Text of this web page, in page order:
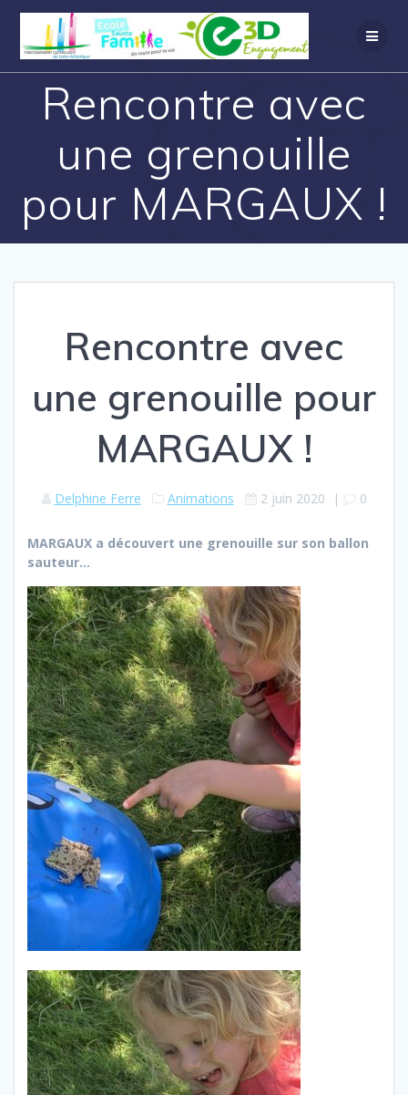
Rencontre avec
une grenouille
pour MARGAUX !
Rencontre avec
une grenouille pour
MARGAUX !
Delphine Ferre Animations 2 juin 2020 | 0
MARGAUX a découvert une grenouille sur son ballon
sauteur…